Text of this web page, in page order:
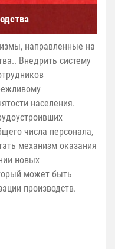
направленные на
Внедрить систему
населения.
числа персонала,
механизм оказания
новых
может быть
производств.